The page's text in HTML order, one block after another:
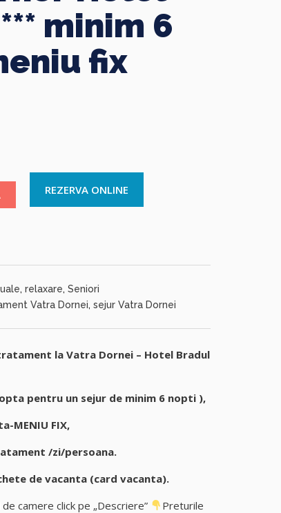
minim 6
fix
REZERVA ONLINE
, relaxare, Seniori
Vatra Dornei, sejur Vatra Dornei
la Vatra Dornei – Hotel Bradul
pentru un sejur de minim 6 nopti ),
FIX,
/zi/persoana.
de vacanta (card vacanta).
camere click pe „Descriere”
Preturile